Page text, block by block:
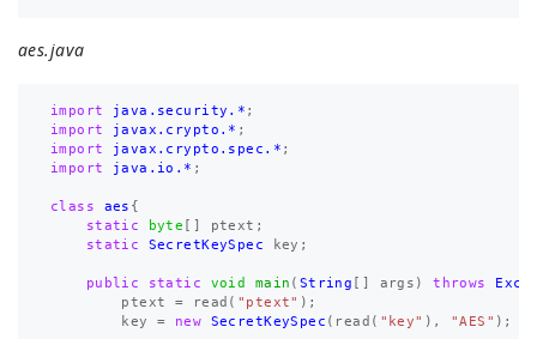
aes.java
import java.security.* ;
import
javax.crypto.* ;
import
javax.crypto.spec.* ;
import
java.io.* ;
class aes {
static
byte ptext ;
static
SecretKeySpec key ;
public static void main ( String args ) throws
ptext
= read ( "ptext" );
key
= new SecretKeySpec ( read ( "key" ), "AES" );